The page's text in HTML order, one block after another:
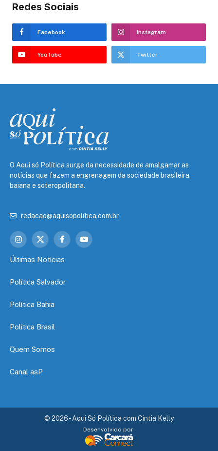
Redes Sociais
Facebook Instagram
YouTube Twitter
O Aqui só Política surge da necessidade de amalgamar as
notícias que fazem a engrenagem da sociedade brasileira,
baiana e soteropolitana.
redacao@aquisopolitica.com.br
Instagram
X
FacebookYouTube
Últimas Notícias
Política Salvador
Política Bahia
Política Brasil
Quem Somos
Canal asP
© 2026 - Aqui Só Política com Cíntia Kelly
Desenvolvido por: